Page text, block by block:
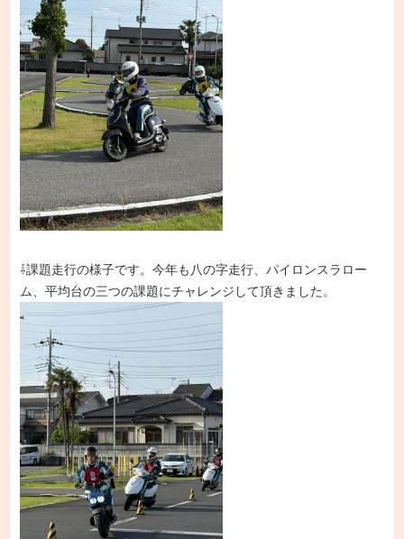
⇩課題走行の様子です。今年も八の字走行、パイロンスラロー
ム、平均台の三つの課題にチャレンジして頂きました。